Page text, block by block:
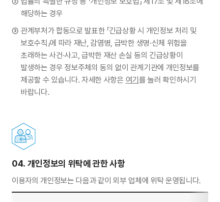
해당하는 경우
관계부처가 합동으로 발표한 「긴급상황 시 개인정보 처리 및
보호수칙」에 따라 재난, 감염병, 급박한 생명·신체 위험을
초래하는 사건·사고, 급박한 재산 손실 등의 긴급상황이
발생하는 경우 정보주체의 동의 없이 관계기관에 개인정보를
제공할 수 있습니다. 자세한 사항은 여기 를 눌러 확인하시기
바랍니다.
04. 개인정보의 위탁에 관한 사항
이용자의 개인정보는 다음과 같이 외부 업체에 위탁 운영됩니다.